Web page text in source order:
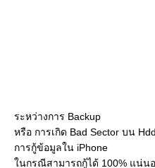
ระหว่างการ Backup
หรือ การเกิด Bad Sector บน
การกู้ข้อมูลใน iPhone
ในกรณีสามารถกู้ได้ 100% แน่น